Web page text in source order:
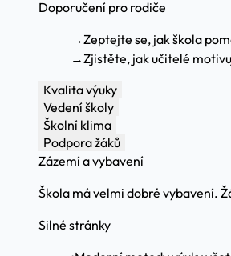
Doporučení pro rodiče
→Zeptejte se, jak škola
→Zjistěte, jak učitelé
Kvalita výuky
Vedení školy
Školní klima
Podpora žáků
Zázemí a vybavení
Škola má velmi dobré vybavení.
Silné stránky